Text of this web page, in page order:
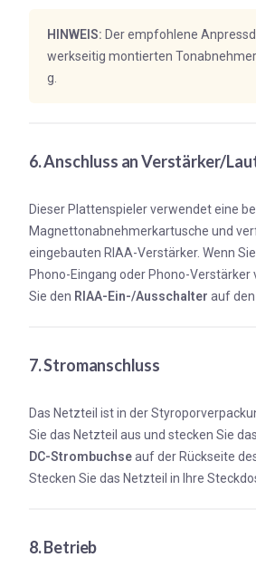
HINWEIS: Der empfohlene
werkseitig montierten
g.
6. Anschluss an Verstärker/
Dieser Plattenspieler verwendet eine
Magnettonabnehmerkartusche und
eingebauten RIAA-Verstärker. Wenn
Phono-Eingang oder Phono-Verstärker
Sie den RIAA-Ein-/Ausschalter auf den
7. Stromanschluss
Das Netzteil ist in der
Sie das Netzteil aus und stecken Sie
DC-Strombuchseauf der Rückseite
Stecken Sie das Netzteil in Ihre
8. Betrieb